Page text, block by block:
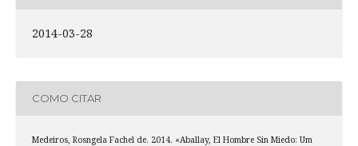
2014-03-28
COMO CITAR
Medeiros, Rosngela Fachel de. 2014. «Aballay, El Hombre Sin Miedo: Um